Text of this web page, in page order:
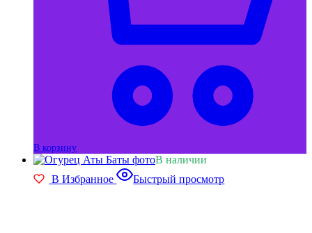
В корзину
В наличии
В Избранное
Быстрый просмотр